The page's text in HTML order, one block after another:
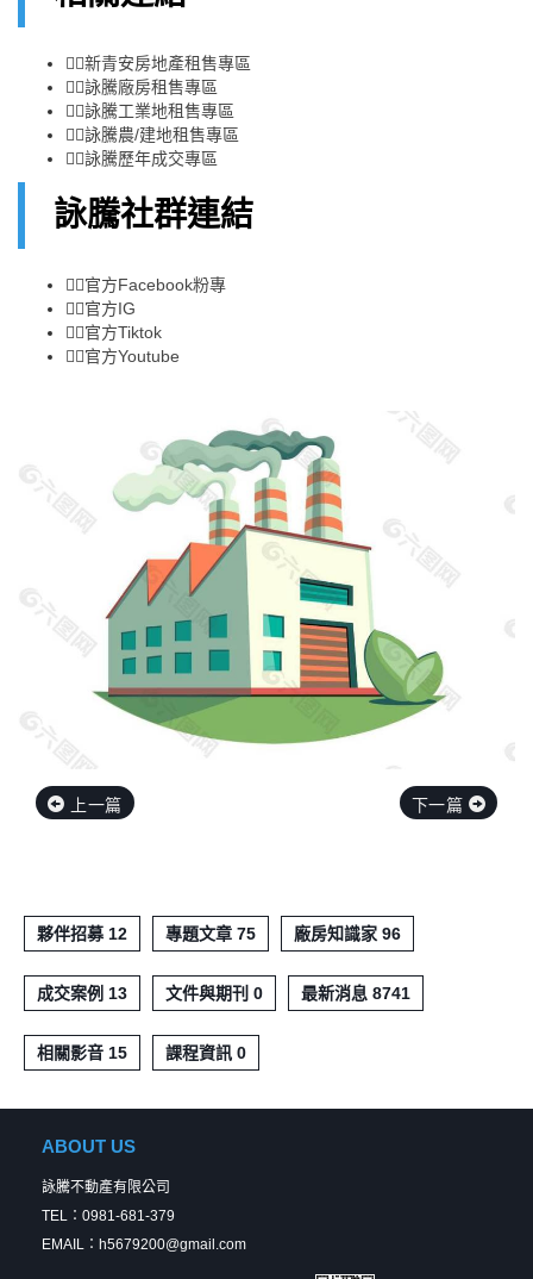
👉🏻新青安房地產租售專區
👉🏻詠騰廠房租售專區
👉🏻詠騰工業地租售專區
👉🏻詠騰農/建地租售專區
👉🏻詠騰歷年成交專區
詠騰社群連結
👉🏻官方Facebook粉專
👉🏻官方IG
👉🏻官方Tiktok
👉🏻官方Youtube
上一篇 下一篇
夥伴招募 12 專題文章 75 廠房知識家 96
成交案例 13 文件與期刊 0 最新消息 8741
相關影音 15 課程資訊 0
ABOUT US
詠騰不動產有限公司
TEL：0981-681-379
EMAIL：h5679200@gmail.com